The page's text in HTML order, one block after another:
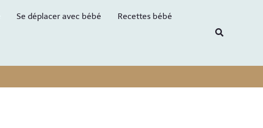
Se déplacer avec bébé Recettes bébé
Rechercher
r